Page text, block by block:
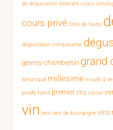
de dégustation itinérant cours
cours privé Côte de Nuits
dégustation comparative
gevrey-chambertin grand
Meursault millesime moulin à
pouilly fumé premier cru séjour
vin vins vins de bourgogne vins